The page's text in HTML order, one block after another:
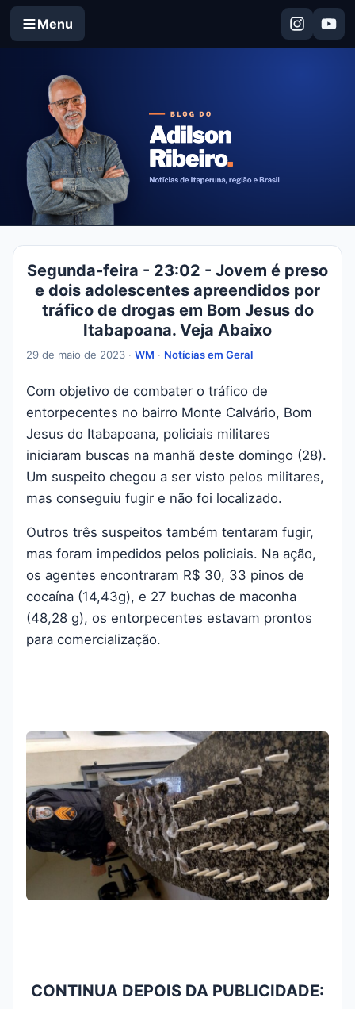
Menu
Segunda-feira - 23:02 - Jovem é preso
e dois adolescentes apreendidos por
tráfico de drogas em Bom Jesus do
Itabapoana. Veja Abaixo
29 de maio de 2023 · WM · Notícias em Geral
Com objetivo de combater o tráfico de
entorpecentes no bairro Monte Calvário, Bom
Jesus do Itabapoana, policiais militares
iniciaram buscas na manhã deste domingo (28).
Um suspeito chegou a ser visto pelos militares,
mas conseguiu fugir e não foi localizado.
Outros três suspeitos também tentaram fugir,
mas foram impedidos pelos policiais. Na ação,
os agentes encontraram R$ 30, 33 pinos de
cocaína (14,43g), e 27 buchas de maconha
(48,28 g), os entorpecentes estavam prontos
para comercialização.
CONTINUA DEPOIS DA PUBLICIDADE: